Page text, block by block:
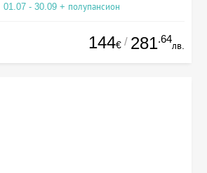
01.07 - 30.09 + полупансион
144€ / 281.64
лв.